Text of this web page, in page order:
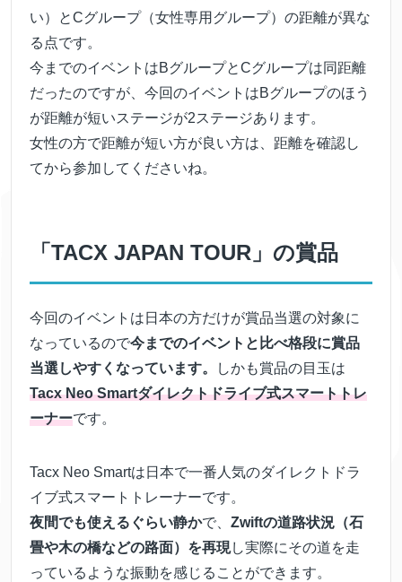
い）とCグループ（女性専用グループ）の距離が異な
る点です。
今までのイベントはBグループとCグループは同距離
だったのですが、今回のイベントはBグループのほう
が距離が短いステージが2ステージあります。
女性の方で距離が短い方が良い方は、距離を確認し
てから参加してくださいね。
「TACX JAPAN TOUR」の賞品
今回のイベントは日本の方だけが賞品当選の対象に
なっているので今までのイベントと比べ格段に賞品
当選しやすくなっています。
しかも賞品の目玉は
Tacx Neo Smartダイレクトドライブ式スマートトレ
ーナーです。
Tacx Neo Smartは日本で一番人気のダイレクトドラ
イブ式スマートトレーナーです。
夜間でも使えるぐらい静かで、 Zwiftの道路状況（石
畳や木の橋などの路面）を再現し実際にその道を走
っているような振動を感じることができます。